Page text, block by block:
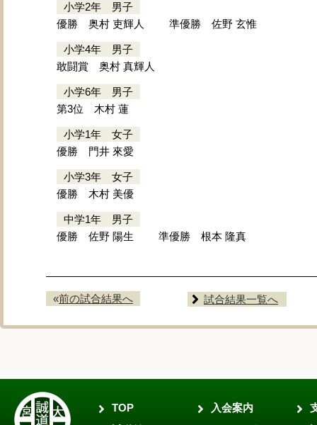
小学2年 男子
優勝 奥村 吏輝人
準優勝 佐野 玄惟
小学4年 男子
敢闘賞 奥村 真輝人
小学6年 男子
第3位 木村 蓮
小学1年 女子
優勝 門井 來愛
小学3年 女子
優勝 木村 美優
中学1年 男子
優勝 佐野 陽生
準優勝 根本 隆真
«前の試合結果へ 試合結果一覧へ
TOP
入会案内